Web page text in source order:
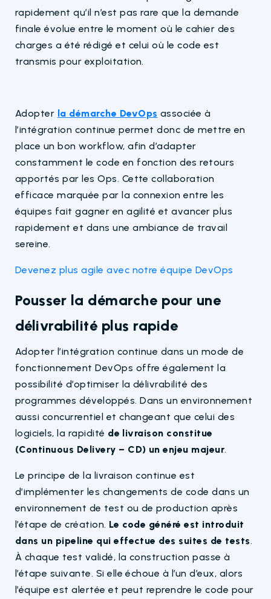
rapidement qu’il n’est pas rare que la demande
finale évolue entre le moment où le cahier des
charges a été rédigé et celui où le code est
transmis pour exploitation.
Adopter la démarche DevOps associée à
l’intégration continue permet donc de mettre en
place un bon workflow, afin d’adapter
constamment le code en fonction des retours
apportés par les Ops. Cette collaboration
efficace marquée par la connexion entre les
équipes fait gagner en agilité et avancer plus
rapidement et dans une ambiance de travail
sereine.
Devenez plus agile avec notre équipe DevOps
Pousser la démarche pour une
délivrabilité plus rapide
Adopter l’intégration continue dans un mode de
fonctionnement DevOps offre également la
possibilité d’optimiser la délivrabilité des
programmes développés. Dans un environnement
aussi concurrentiel et changeant que celui des
logiciels, la rapidité de livraison constitue
(Continuous Delivery – CD) un enjeu majeur.
Le principe de la livraison continue est
d’implémenter les changements de code dans un
environnement de test ou de production après
l’étape de création. Le code généré est introduit
dans un pipeline qui effectue des suites de tests.
À chaque test validé, la construction passe à
l’étape suivante. Si elle échoue à l’un d’eux, alors
l’équipe est alertée et peut reprendre le code pour